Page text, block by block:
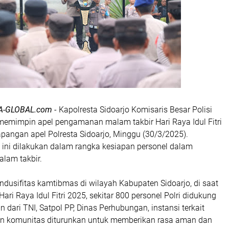
GLOBAL.com - Kapolresta Sidoarjo Komisaris Besar Polisi
apel pengamanan malam takbir Hari Raya Idul Fitri
apel Polresta Sidoarjo, Minggu (30/3/2025).
dilakukan dalam rangka kesiapan personel dalam
takbir.
kamtibmas di wilayah Kabupaten Sidoarjo, di saat
Raya Idul Fitri 2025, sekitar 800 personel Polri didukung
dari TNI, Satpol PP, Dinas Perhubungan, instansi terkait
komunitas diturunkan untuk memberikan rasa aman dan